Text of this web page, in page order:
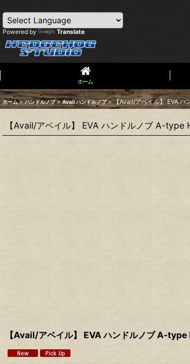
Powered by Translate
ホーム
ホーム > ハンドルノブ > Avail ハンドルノブ > 【Avail/アベイル】 EVA ハ
【Avail/アベイル】 EVA ハンドルノブ A-type
【Avail/アベイル】 EVA ハンドルノブ A-type